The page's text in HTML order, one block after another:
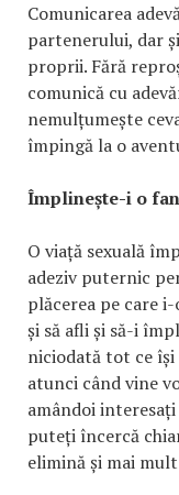
Comunicarea
partenerului, dar
proprii. Fără
comunică cu
nemulțumește
împingă la o
Împlinește-i o
O viață sexuală
adeziv puternic
plăcerea pe care
și să afli și să-i
niciodată tot ce
atunci când vine
amândoi
puteți încercă
elimină și mai